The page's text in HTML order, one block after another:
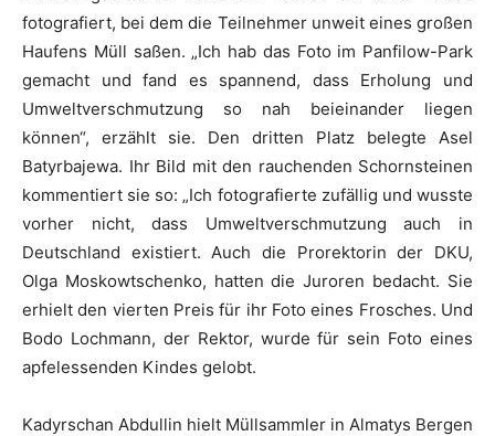
fotografiert, bei dem die Teilnehmer unweit eines großen
Haufens Müll saßen. „Ich hab das Foto im Panfilow-Park
gemacht und fand es spannend, dass Erholung und
Umweltverschmutzung so nah beieinander liegen
können“, erzählt sie. Den dritten Platz belegte Asel
Batyrbajewa. Ihr Bild mit den rauchenden Schornsteinen
kommentiert sie so: „Ich fotografierte zufällig und wusste
vorher nicht, dass Umweltverschmutzung auch in
Deutschland existiert. Auch die Prorektorin der DKU,
Olga Moskowtschenko, hatten die Juroren bedacht. Sie
erhielt den vierten Preis für ihr Foto eines Frosches. Und
Bodo Lochmann, der Rektor, wurde für sein Foto eines
apfelessenden Kindes gelobt.
Kadyrschan Abdullin hielt Müllsammler in Almatys Bergen